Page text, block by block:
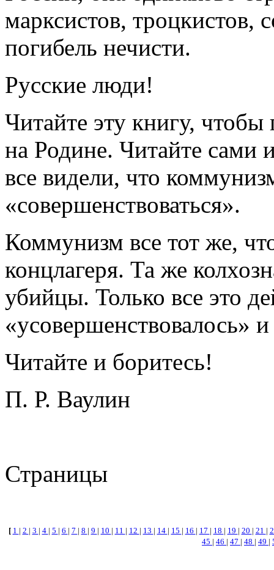
марксистов, троцкистов,
погибель нечисти.
Русские люди!
Читайте эту книгу,
на Родине. Читайте сами
все видели, что
«совершенствоваться».
Коммунизм все тот же,
концлагеря. Та же
убийцы. Только все это
«усовершенствовалось»
Читайте и боритесь!
П. Р. Ваулин
Страницы
[ 1 | 2 | 3 | 4 | 5 | 6 | 7 | 8 | 9 | 10 | 11 | 12 | 13 | 14 | 15 | 16 | 17 | 18 | 19 | 20 | 21 |
45 | 46 | 47 | 48 | 49 |